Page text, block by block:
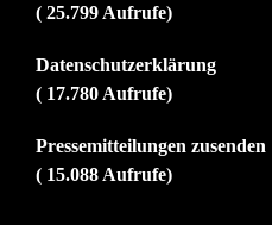
( 25.799 Aufrufe)
Datenschutzerklärung
( 17.780 Aufrufe)
Pressemitteilungen zusenden
( 15.088 Aufrufe)